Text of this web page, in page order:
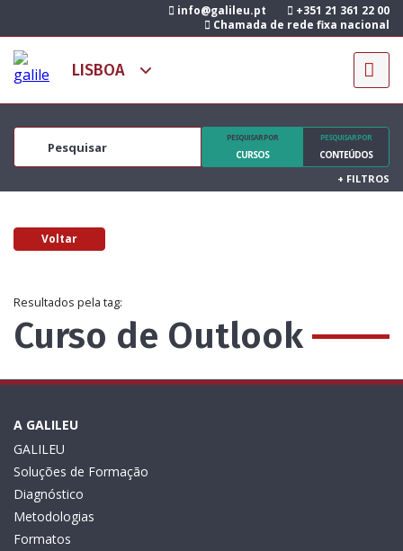
info@galileu.pt
+351 21 361 22 00
Chamada de rede fixa nacional
PESQUISAR POR
CURSOS
PESQUISAR POR
CONTEÚDOS
+ FILTROS
Voltar
Resultados pela tag:
Curso de Outlook
A GALILEU
GALILEU
Soluções de Formação
Diagnóstico
Metodologias
Formatos